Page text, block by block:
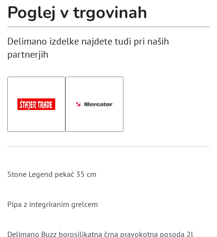
Poglej v trgovinah
Delimano izdelke najdete tudi pri naših
partnerjih
Stone Legend pekač 35 cm
Pipa z integriranim grelcem
Delimano Buzz borosilikatna črna pravokotna posoda 2l